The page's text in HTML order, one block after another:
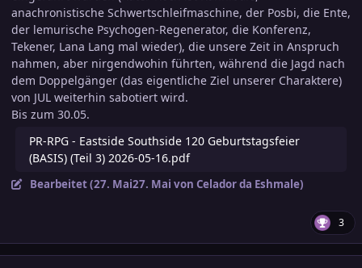
anachronistische Schwertschleifmaschine, der Posbi, die Ente,
der lemurische Psychogen-Regenerator, die Konferenz,
Tekener, Lana Lang mal wieder), die unsere Zeit in Anspruch
nahmen, aber nirgendwohin führten, während die Jagd nach
dem Doppelgänger (das eigentliche Ziel unserer Charaktere)
von JUL weiterhin sabotiert wird.
Bis zum 30.05.
PR-RPG - Eastside Southside 120 Geburtstagsfeier
(BASIS) (Teil 3) 2026-05-16.pdf
Bearbeitet (27. Mai27. Mai von Celador da Eshmale)
3